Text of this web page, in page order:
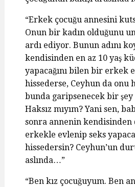
“Erkek çocuğu annesini
Onun bir kadın olduğunu
ardı ediyor. Bunun adını
kendisinden en az 10 yaş
yapacağını bilen bir erkek
hissederse, Ceyhun da onu
bunda garipsenecek bir şey
Haksız mıyım? Yani sen,
sonra annenin
erkekle evlenip seks
hissedersin? Ceyhun’un
aslında…”
“Ben kız çocuğuyum. Ben